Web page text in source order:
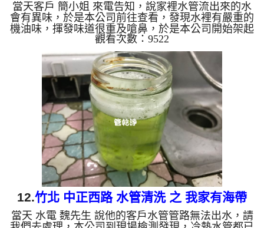
當天客戶 簡小姐 來電告知，說家裡水管流出來的水
會有異味，於是本公司前往查看，發現水裡有嚴重的
機油味，揮發味道很重及嗆鼻，於是本公司開始架起
水管清洗機 ，開始 洗水管 ，管路水龍頭一直噴出黃
水及鏽水，水上面還有一層油，如下圖片， 洗了兩
個多小時，最後管路中的異味終於沒有了，客戶終於
不用忍受有味道的水了。 清洗水管,水管清洗, 洗水
管, 熱水管堵塞, 熱水忽冷忽熱 ...
觀看次數：9522
12.竹北 中正西路 水管清洗 之 我家有海帶
當天 水電 魏先生 說他的客戶水管管路無法出水，請